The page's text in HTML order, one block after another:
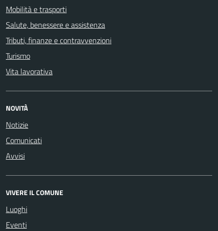
Mobilità e trasporti
Salute, benessere e assistenza
Tributi, finanze e contravvenzioni
Turismo
Vita lavorativa
NOVITÀ
Notizie
Comunicati
Avvisi
VIVERE IL COMUNE
Luoghi
Eventi